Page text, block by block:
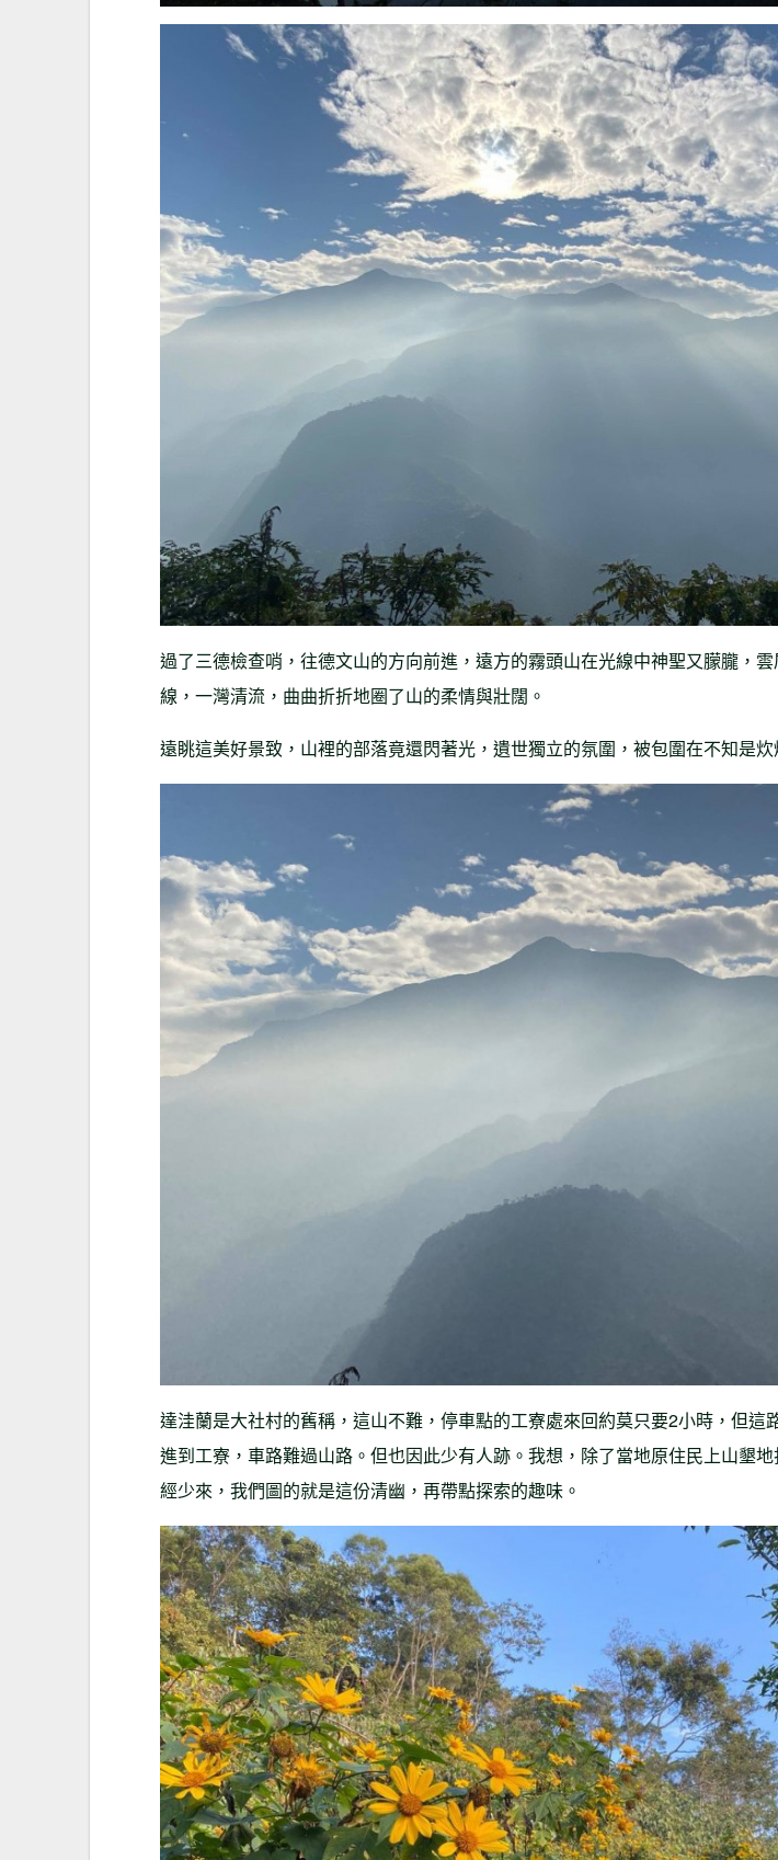
過了三德檢查哨，往德文山的方向前進，遠方的霧頭山在光線中神聖又朦朧，
線，一灣清流，曲曲折折地圈了山的柔情與壯闊。
遠眺這美好景致，山裡的部落竟還閃著光，遺世獨立的氛圍，被包圍在不知是炊
達洼蘭是大社村的舊稱，這山不難，停車點的工寮處來回約莫只要2小時，但這
進到工寮，車路難過山路。但也因此少有人跡。我想，除了當地原住民上山墾
經少來，我們圖的就是這份清幽，再帶點探索的趣味。